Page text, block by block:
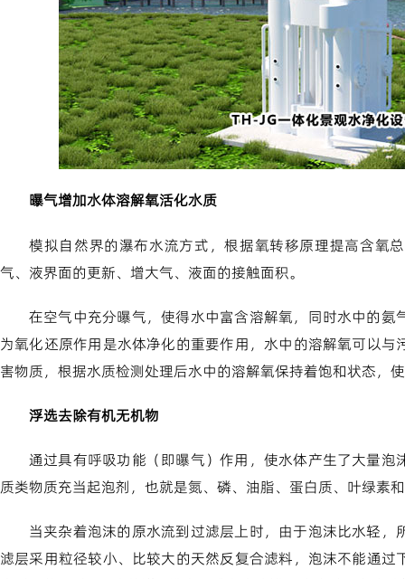
曝气增加水体溶解氧活化水质
模拟自然界的瀑布水流方式，根据氧转移原理提高含氧
气、液界面的更新、增大气、液面的接触面积。
在空气中充分曝气，使得水中富含溶解氧，同时水中的
为氧化还原作用是水体净化的重要作用，水中的溶解氧可以
害物质，根据水质检测处理后水中的溶解氧保持着饱和状态，
浮选去除有机无机物
通过具有呼吸功能（即曝气）作用，使水体产生了大量
质类物质充当起泡剂，也就是氮、磷、油脂、蛋白质、叶绿素
当夹杂着泡沫的原水流到过滤层上时，由于泡沫比水轻
滤层采用粒径较小、比较大的天然反复合滤料，泡沫不能通